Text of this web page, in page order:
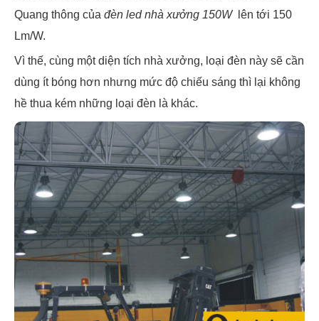
Quang thông của đèn led nhà xưởng 150Wlên tới 150
Lm/W.
Vì thế, cùng một diện tích nhà xưởng, loại đèn này sẽ cần
dùng ít bóng hơn nhưng mức độ chiếu sáng thì lại không
hề thua kém những loại đèn là khác.